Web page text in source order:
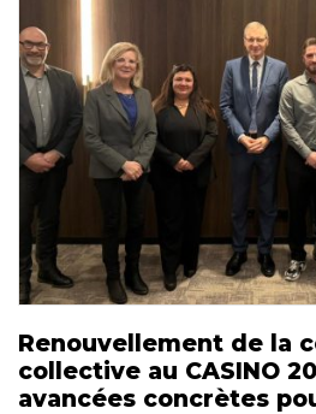
Renouvellement de la
collective au CASINO
avancées concrètes